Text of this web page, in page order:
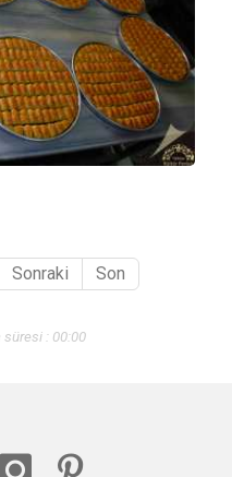
Sonraki Son
süresi : 00:00